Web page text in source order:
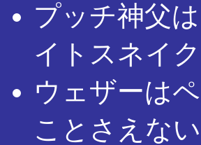
プッチ神父
イトスネイ
ウェザーは
ことさえな